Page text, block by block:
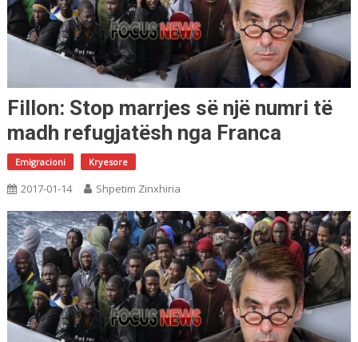
Fillon: Stop marrjes së një numri të
madh refugjatësh nga Franca
Emigracioni Kryesore
2017-01-14 Shpetim Zinxhiria